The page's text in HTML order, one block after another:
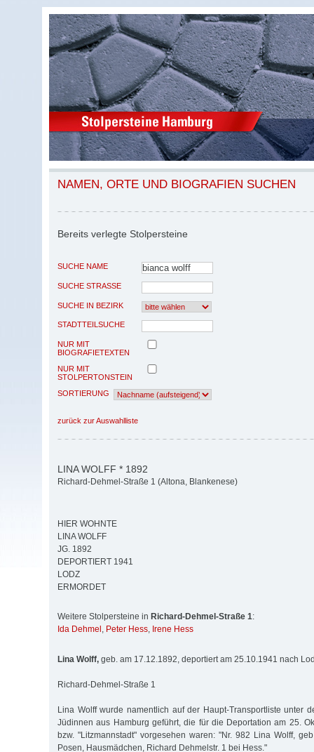
NAMEN, ORTE UND BIOGRAFIEN SUCHEN
Bereits verlegte Stolpersteine
SUCHE NAME
SUCHE STRASSE
SUCHE IN BEZIRK
STADTTEILSUCHE
NUR MIT
BIOGRAFIETEXTEN
NUR MIT
STOLPERTONSTEIN
SORTIERUNG
zurück zur Auswahlliste
LINA WOLFF * 1892
Richard-Dehmel-Straße 1 (Altona, Blankenese)
HIER WOHNTE
LINA WOLFF
JG. 1892
DEPORTIERT 1941
LODZ
ERMORDET
Weitere Stolpersteine in Richard-Dehmel-Straße 1:
Ida Dehmel , Peter Hess, Irene Hess
Lina Wolff, geb. am 17.12.1892, deportiert am 25.10.1941 nach
Richard-Dehmel-Straße 1
Lina Wolff wurde namentlich auf der Haupt-Transportliste unter
Jüdinnen aus Hamburg geführt, die für die Deportation am 25.
bzw. "Litzmannstadt" vorgesehen waren: "Nr. 982 Lina Wolff,
Posen, Hausmädchen, Richard Dehmelstr. 1 bei Hess."